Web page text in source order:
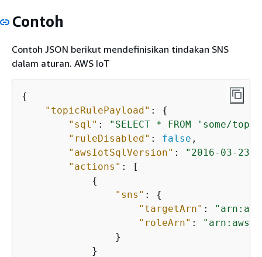
Contoh
Contoh JSON berikut mendefinisikan tindakan SNS
dalam aturan. AWS IoT
{
"topicRulePayload" : {
"sql" :
"SELECT * FROM 'some/
"ruleDisabled" : false ,
"awsIotSqlVersion" : "2016-03-23"
"actions" : [
{
"sns" : {
"targetArn" :
"roleArn" :
                }
            }